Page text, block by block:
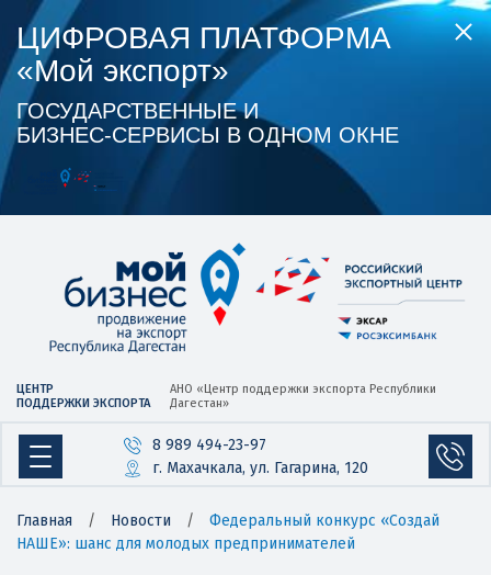
ЦИФРОВАЯ ПЛАТФОРМА
«Мой экспорт»
ГОСУДАРСТВЕННЫЕ И
БИЗНЕС‑СЕРВИСЫ В ОДНОМ ОКНЕ
ЦЕНТР
ПОДДЕРЖКИ ЭКСПОРТА
АНО «Центр поддержки экспорта Республики
Дагестан»
8 989 494-23-97
г. Махачкала, ул. Гагарина, 120
Главная / Новости /
Федеральный конкурс «Создай
НАШЕ»: шанс для молодых предпринимателей